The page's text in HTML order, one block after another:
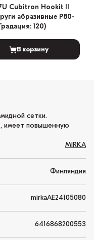
Cubitron Hookit II
абразивные P80-
120)
В корзину
сетки.
имеет повышенную
MIRKA
Финляндия
mirkaAE24105080
6416868200553